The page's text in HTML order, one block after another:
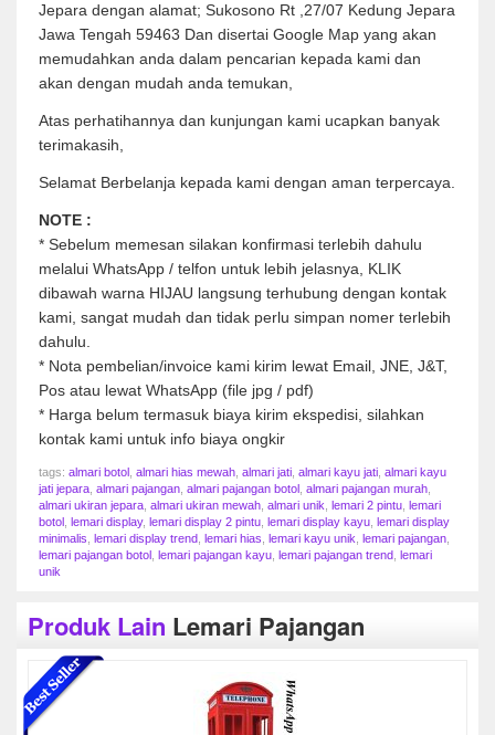
Jepara dengan alamat; Sukosono Rt ,27/07 Kedung Jepara
Jawa Tengah 59463 Dan disertai Google Map yang akan
memudahkan anda dalam pencarian kepada kami dan
akan dengan mudah anda temukan,
Atas perhatihannya dan kunjungan kami ucapkan banyak
terimakasih,
Selamat Berbelanja kepada kami dengan aman terpercaya.
NOTE :
* Sebelum memesan silakan konfirmasi terlebih dahulu
melalui WhatsApp / telfon untuk lebih jelasnya, KLIK
dibawah warna HIJAU langsung terhubung dengan kontak
kami, sangat mudah dan tidak perlu simpan nomer terlebih
dahulu.
* Nota pembelian/invoice kami kirim lewat Email, JNE, J&T,
Pos atau lewat WhatsApp (file jpg / pdf)
* Harga belum termasuk biaya kirim ekspedisi, silahkan
kontak kami untuk info biaya ongkir
tags: almari botol almari hias mewah almari jati almari kayu jati almari kayu
jati jepara almari pajangan almari pajangan botol almari pajangan murah
almari ukiran jepara almari ukiran mewah almari unik lemari 2 pintu lemari
botol lemari display, lemari display 2 pintu lemari display kayu lemari display
minimalis lemari display trend lemari hias lemari kayu unik lemari pajangan
lemari pajangan botol lemari pajangan kayu lemari pajangan trend lemari
unik
Produk Lain Lemari Pajangan